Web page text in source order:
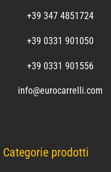
+39 347 4851724
+39 0331 901050
+39 0331 901556
info@eurocarrelli.com
Categorie prodotti